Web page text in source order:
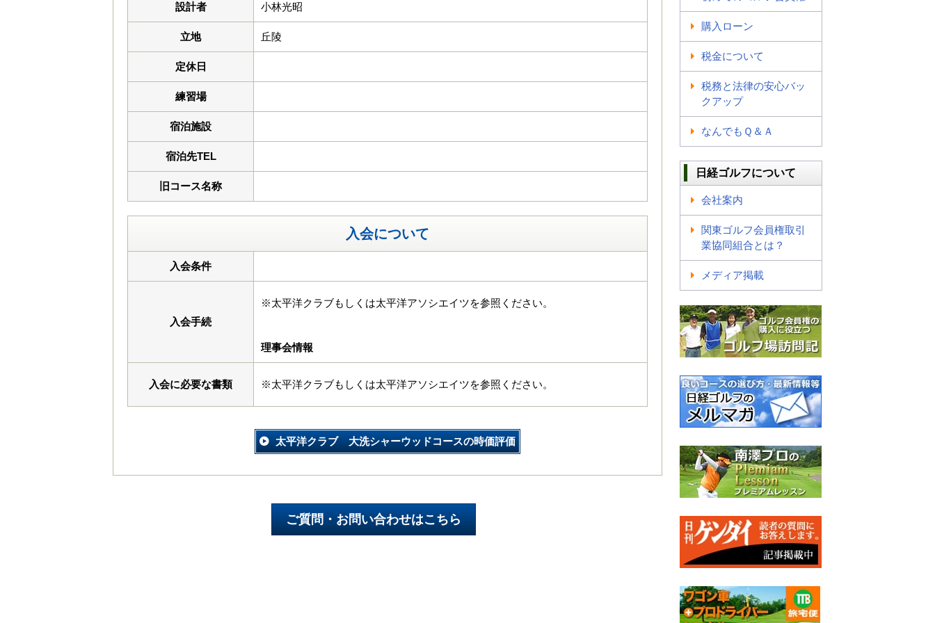
設計者 小林光昭
立地 丘陵
定休日
練習場
宿泊施設
宿泊先TEL
旧コース名称
入会について
入会条件
入会手続
※太平洋クラブもしくは太平洋アソシエイツを参照ください。
理事会情報
入会に必要な書類 ※太平洋クラブもしくは太平洋アソシエイツを参照ください。
太平洋クラブ 大洗シャーウッドコースの時価評価
購入ローン
税金について
税務と法律の安心バッ
クアップ
なんでもＱ＆Ａ
日経ゴルフについて
会社案内
関東ゴルフ会員権取引
業協同組合とは？
メディア掲載